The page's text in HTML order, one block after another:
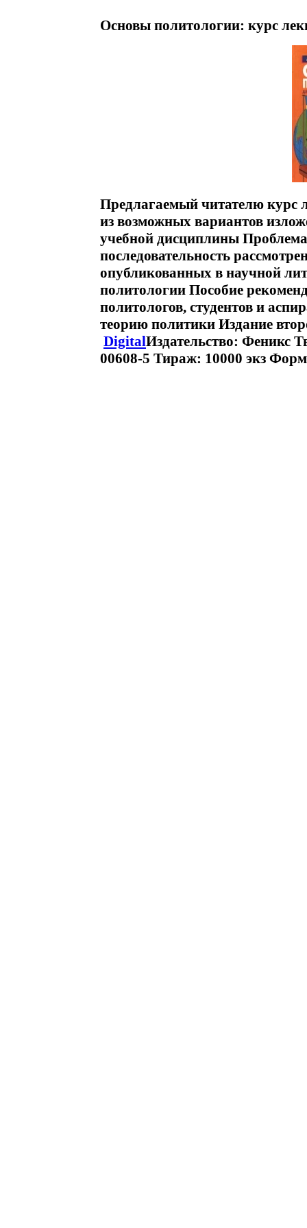
Основы политологии: курс
Предлагаемый читателю курс
из возможных вариантов
учебной дисциплины
последовательность
опубликованных в научной
политологии Пособие
политологов, студентов и
теорию политики Издание
DigitalИздательство: Феникс
00608-5 Тираж: 10000 экз